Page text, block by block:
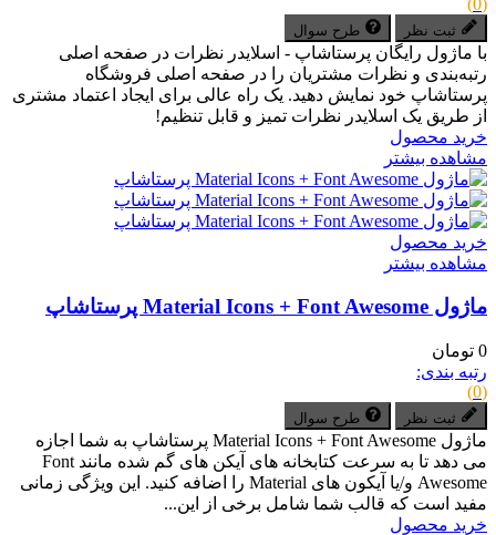
(0)
ثبت نظر طرح سوال
با ماژول رایگان پرستاشاپ - اسلایدر نظرات در صفحه اصلی
رتبه‌بندی‌ و نظرات مشتریان را در صفحه اصلی فروشگاه
پرستاشاپ خود نمایش دهید. یک راه عالی برای ایجاد اعتماد مشتری
از طریق یک اسلایدر نظرات تمیز و قابل تنظیم!
خرید محصول
مشاهده بیشتر
خرید محصول
مشاهده بیشتر
ماژول Material Icons + Font Awesome پرستاشاپ
0 تومان
رتبه بندی:
(0)
ثبت نظر طرح سوال
ماژول Material Icons + Font Awesome پرستاشاپ به شما اجازه
می دهد تا به سرعت کتابخانه های آیکن های گم شده مانند Font
Awesome و/یا آیکون های Material را اضافه کنید. این ویژگی زمانی
مفید است که قالب شما شامل برخی از این...
خرید محصول